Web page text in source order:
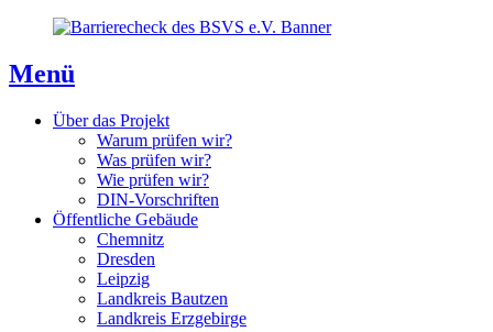
Inhaltsverzeichnis
Kontaktseite
Inhalt
Menü
Über das Projekt
Warum prüfen wir?
Was prüfen wir?
Wie prüfen wir?
DIN-Vorschriften
Öffentliche Gebäude
Chemnitz
Dresden
Leipzig
Landkreis Bautzen
Landkreis Erzgebirge